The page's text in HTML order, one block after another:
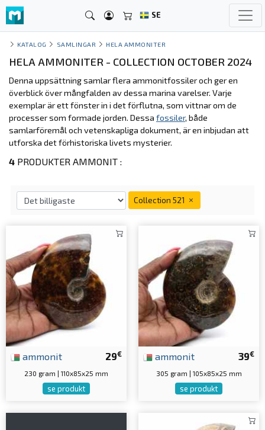
SE
KATALOG SAMLINGAR HELA AMMONITER
HELA AMMONITER - COLLECTION OCTOBER 2024
Denna uppsättning samlar flera ammonitfossiler och ger en
överblick över mångfalden av dessa marina varelser. Varje
exemplar är ett fönster in i det förflutna, som vittnar om de
processer som formade jorden. Dessa fossiler, både
samlarföremål och vetenskapliga dokument, är en inbjudan att
utforska det förhistoriska livets mysterier.
4 PRODUKTER AMMONIT :
Collection 521
29€
ammonit
230 gram | 110x85x25 mm
se produkt
39€
ammonit
305 gram | 105x85x25 mm
se produkt